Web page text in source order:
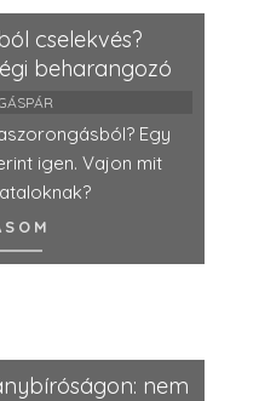
cselekvés?
beharangozó
Egy
igen. Vajon mit
nem